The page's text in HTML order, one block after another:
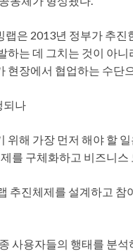
은 2013년 정부가 추진
하는 데 그치는 것이 아
현장에서 협업하는 수단
되나
위해 가장 먼저 해야 할
를 구체화하고 비즈니스
추진체제를 설계하고
사용자들의 행태를 분